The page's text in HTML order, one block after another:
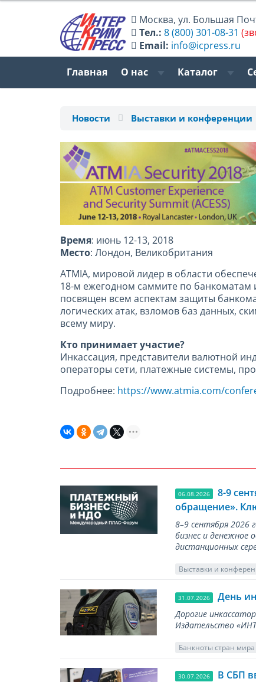
Москва,ул. Большая
Тел.: 8 (800) 301-08-31
Email: info@icpress.ru
Главная О нас Каталог
Новости Выставки и конференции
Время: июнь 12-13, 2018
Место: Лондон, Великобритания
ATMIA, мировой лидер в области
18-м ежегодном саммите по банкоматам
посвящен всем аспектам защиты
логических атак, взломов баз данных,
всему миру.
Кто принимает участие?
Инкассация, представители валютной
операторы сети, платежные системы,
Подробнее: https://www.atmia.com/
06.08.2026
8-9
обращение».
8–9 сентября 2026
бизнес и денежное
дистанционных
Выставки и
31.07.2026 День
Дорогие
Издательство
Банкноты стран мира
30.07.2026 В СБП